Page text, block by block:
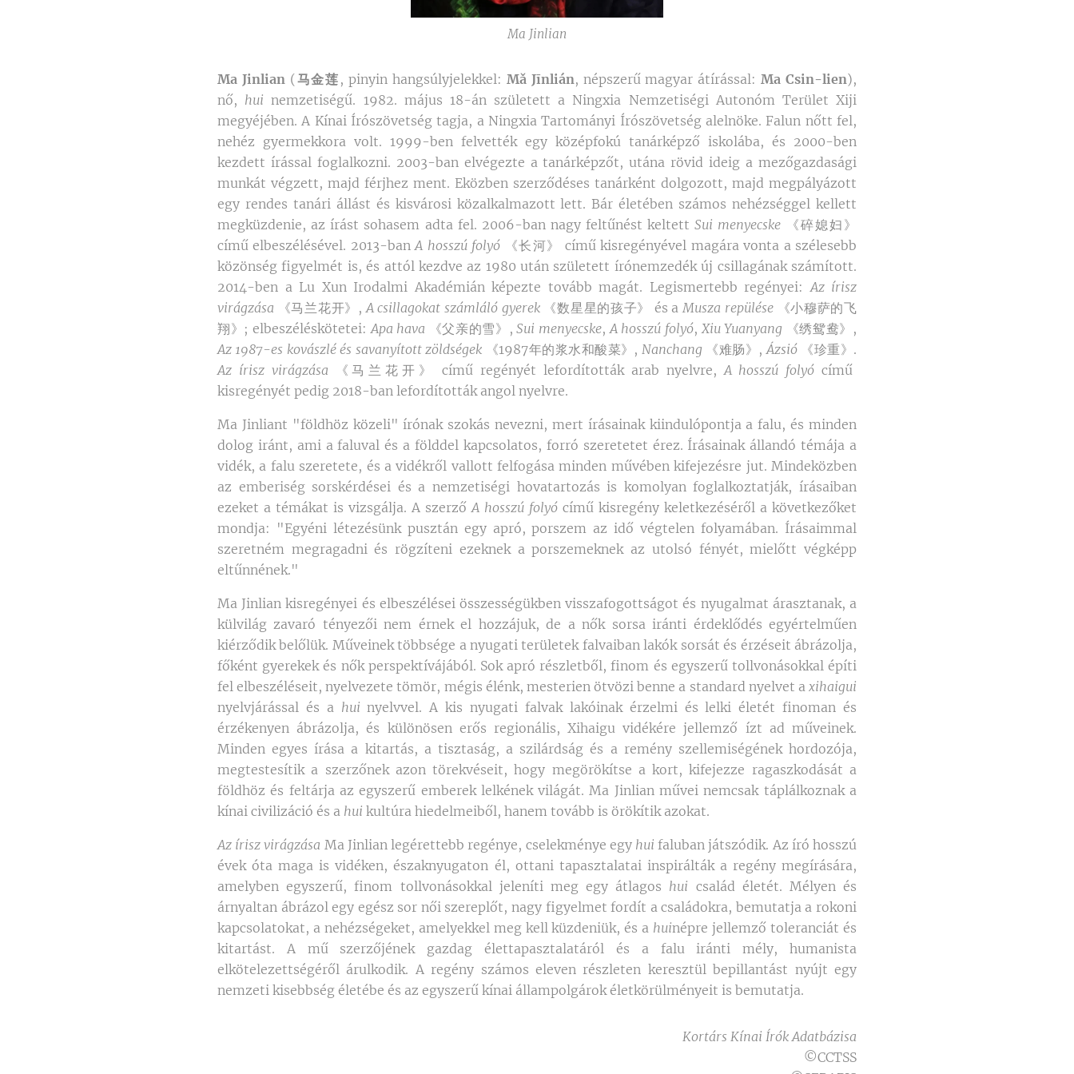
Ma Jinlian
Ma Jinlian(马金莲 , pinyin hangsúlyjelekkel: Mǎ Jīnlián, népszerű magyar átírással:Ma Csin-lien),
nő, huinemzetiségű. 1982. május 18-án született a Ningxia Nemzetiségi Autonóm Terület Xiji
megyéjében. A Kínai Írószövetség tagja, a Ningxia Tartományi Írószövetség alelnöke. Falun nőtt fel,
nehéz gyermekkora volt. 1999-ben felvették egy középfokú tanárképző iskolába, és 2000-ben
kezdett írással foglalkozni. 2003-ban elvégezte a tanárképzőt, utána rövid ideig a mezőgazdasági
munkát végzett, majd férjhez ment. Eközben szerződéses tanárként dolgozott, majd megpályázott
egy rendes tanári állást és kisvárosi közalkalmazott lett. Bár életében számos nehézséggel kellett
megküzdenie, az írást sohasem adta fel. 2006-ban nagy feltűnést keltettSui menyecske
《碎媳妇》
című elbeszélésével. 2013-banA hosszú folyó
《长河》 című kisregényével magára vonta a szélesebb
közönség figyelmét is, és attól kezdve az 1980 után született írónemzedék új csillagának számított.
2014-ben a Lu Xun Irodalmi Akadémián képezte tovább magát. Legismertebb regényei:Az írisz
virágzása 《马兰花开》,A csillagokat számláló gyerek 《数星星的孩子》 és aMusza repülése
《小穆萨的飞
翔》; elbeszéléskötetei:Apa hava 《父亲的雪》,Sui menyecske,A hosszú folyó,Xiu Yuanyang
《绣鸳鸯》,
Az 1987-es kovászlé és savanyított zöldségek
《1987年的浆水和酸菜》, Nanchang 《难肠》,Ázsió
《珍重》.
Az írisz virágzása 《马兰花开》 című regényét lefordították arab nyelvre,A hosszú folyócímű
kisregényét pedig 2018-ban lefordították angol nyelvre.
Ma Jinliant "földhöz közeli" írónak szokás nevezni, mert írásainak kiindulópontja a falu, és minden
dolog iránt, ami a faluval és a földdel kapcsolatos, forró szeretetet érez. Írásainak állandó témája a
vidék, a falu szeretete, és a vidékről vallott felfogása minden művében kifejezésre jut. Mindeközben
az emberiség sorskérdései és a nemzetiségi hovatartozás is komolyan foglalkoztatják, írásaiban
ezeket a témákat is vizsgálja. A szerzőA hosszú folyó című kisregény keletkezéséről a következőket
mondja: "Egyéni létezésünk pusztán egy apró, porszem az idő végtelen folyamában. Írásaimmal
szeretném megragadni és rögzíteni ezeknek a porszemeknek az utolsó fényét, mielőtt végképp
eltűnnének."
Ma Jinlian kisregényei és elbeszélései összességükben visszafogottságot és nyugalmat árasztanak, a
külvilág zavaró tényezői nem érnek el hozzájuk, de a nők sorsa iránti érdeklődés egyértelműen
kiérződik belőlük. Műveinek többsége a nyugati területek falvaiban lakók sorsát és érzéseit ábrázolja,
főként gyerekek és nők perspektívájából. Sok apró részletből, finom és egyszerű tollvonásokkal építi
fel elbeszéléseit, nyelvezete tömör, mégis élénk, mesterien ötvözi benne a standard nyelvet a xihaigui
nyelvjárással és a hui nyelvvel. A kis nyugati falvak lakóinak érzelmi és lelki életét finoman és
érzékenyen ábrázolja, és különösen erős regionális, Xihaigu vidékére jellemző ízt ad műveinek.
Minden egyes írása a kitartás, a tisztaság, a szilárdság és a remény szellemiségének hordozója,
megtestesítik a szerzőnek azon törekvéseit, hogy megörökítse a kort, kifejezze ragaszkodását a
földhöz és feltárja az egyszerű emberek lelkének világát. Ma Jinlian művei nemcsak táplálkoznak a
kínai civilizáció és a hui kultúra hiedelmeiből, hanem tovább is örökítik azokat.
Az írisz virágzása Ma Jinlian legérettebb regénye, cselekménye egy hui faluban játszódik. Az író hosszú
évek óta maga is vidéken, északnyugaton él, ottani tapasztalatai inspirálták a regény megírására,
amelyben egyszerű, finom tollvonásokkal jeleníti meg egy átlagos hui család életét. Mélyen és
árnyaltan ábrázol egy egész sor női szereplőt, nagy figyelmet fordít a családokra, bemutatja a rokoni
kapcsolatokat, a nehézségeket, amelyekkel meg kell küzdeniük, és a huinépre jellemző toleranciát és
kitartást. A mű szerzőjének gazdag élettapasztalatáról és a falu iránti mély, humanista
elkötelezettségéről árulkodik. A regény számos eleven részleten keresztül bepillantást nyújt egy
nemzeti kisebbség életébe és az egyszerű kínai állampolgárok életkörülményeit is bemutatja.
Kortárs Kínai Írók Adatbázisa
©CCTSS